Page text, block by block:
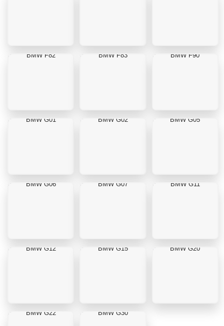
BMW F82 BMW F83 BMW F90
BMW G01 BMW G02 BMW G05
BMW G06 BMW G07 BMW G11
BMW G12 BMW G15 BMW G20
BMW G22 BMW G30